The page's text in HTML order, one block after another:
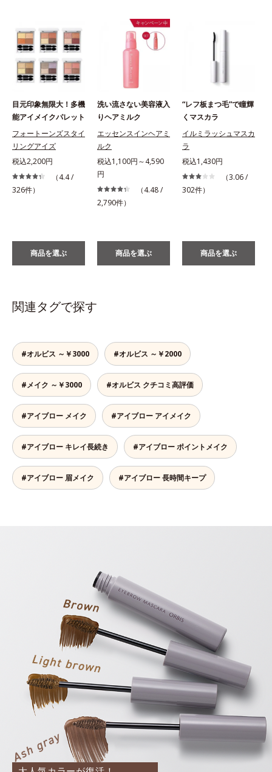
目元印象無限大！多機
能アイメイクパレット
フォートーンズスタイ
リングアイズ
税込2,200円
（4.4 /
326件）
商品を選ぶ
洗い流さない美容液入
りヘアミルク
エッセンスインヘアミ
ルク
税込1,100円～4,590
円
（4.48 /
2,790件）
商品を選ぶ
“レフ板まつ毛”で瞳輝
くマスカラ
イルミラッシュマスカ
ラ
税込1,430円
（3.06 /
302件）
商品を選ぶ
関連タグで探す
#オルビス ～￥3000 #オルビス ～￥2000
#メイク ～￥3000 #オルビス クチコミ高評価
#アイブロー メイク #アイブロー アイメイク
#アイブロー キレイ長続き #アイブロー ポイントメイク
#アイブロー 眉メイク #アイブロー 長時間キープ